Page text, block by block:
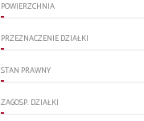
POWIERZCHNIA
PRZEZNACZENIE DZIAŁKI
STAN PRAWNY
ZAGOSP. DZIAŁKI